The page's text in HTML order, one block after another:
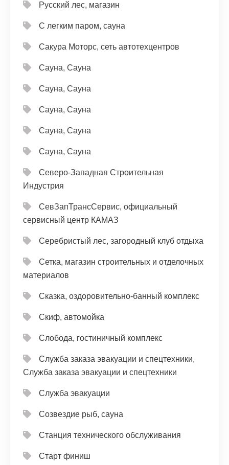
Русский лес, магазин
С легким паром, сауна
Сакура Моторс, сеть автотехцентров
Сауна, Сауна
Сауна, Сауна
Сауна, Сауна
Сауна, Сауна
Сауна, Сауна
Северо-Западная Строительная
Индустрия
СевЗапТрансСервис, официальный
сервисный центр КАМАЗ
Серебристый лес, загородный клуб отдыха
Сетка, магазин строительных и отделочных
материалов
Сказка, оздоровительно-банный комплекс
Скиф, автомойка
Слобода, гостиничный комплекс
Служба заказа эвакуации и спецтехники,
Служба заказа эвакуации и спецтехники
Служба эвакуации
Созвездие рыб, сауна
Станция технического обслуживания
Старт финиш